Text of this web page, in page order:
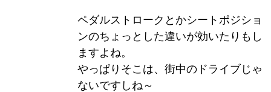
ペダルストロークとかシートポジショ
ンのちょっとした違いが効いたりもし
ますよね。
やっぱりそこは、街中のドライブじゃ
ないですしね～